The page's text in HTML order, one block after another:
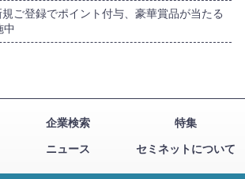
規ご登録でポイント付与、豪華賞品が当たる
中
企業検索
特集
ニュース セミネットについて